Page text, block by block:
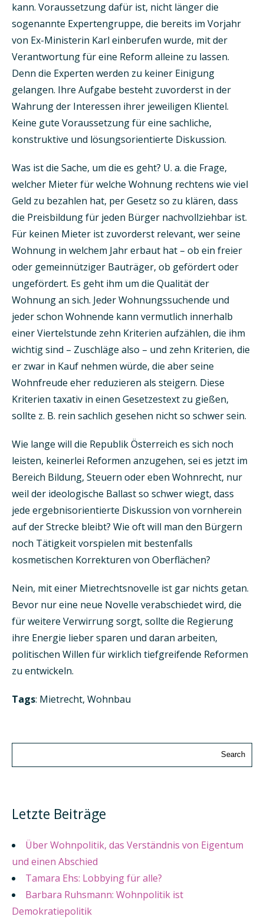
kann. Voraussetzung dafür ist, nicht länger die
sogenannte Expertengruppe, die bereits im Vorjahr
von Ex-Ministerin Karl einberufen wurde, mit der
Verantwortung für eine Reform alleine zu lassen.
Denn die Experten werden zu keiner Einigung
gelangen. Ihre Aufgabe besteht zuvorderst in der
Wahrung der Interessen ihrer jeweiligen Klientel.
Keine gute Voraussetzung für eine sachliche,
konstruktive und lösungsorientierte Diskussion.
Was ist die Sache, um die es geht? U. a. die Frage,
welcher Mieter für welche Wohnung rechtens wie viel
Geld zu bezahlen hat, per Gesetz so zu klären, dass
die Preisbildung für jeden Bürger nachvollziehbar ist.
Für keinen Mieter ist zuvorderst relevant, wer seine
Wohnung in welchem Jahr erbaut hat – ob ein freier
oder gemeinnütziger Bauträger, ob gefördert oder
ungefördert. Es geht ihm um die Qualität der
Wohnung an sich. Jeder Wohnungssuchende und
jeder schon Wohnende kann vermutlich innerhalb
einer Viertelstunde zehn Kriterien aufzählen, die ihm
wichtig sind – Zuschläge also – und zehn Kriterien, die
er zwar in Kauf nehmen würde, die aber seine
Wohnfreude eher reduzieren als steigern. Diese
Kriterien taxativ in einen Gesetzestext zu gießen,
sollte z. B. rein sachlich gesehen nicht so schwer sein.
Wie lange will die Republik Österreich es sich noch
leisten, keinerlei Reformen anzugehen, sei es jetzt im
Bereich Bildung, Steuern oder eben Wohnrecht, nur
weil der ideologische Ballast so schwer wiegt, dass
jede ergebnisorientierte Diskussion von vornherein
auf der Strecke bleibt? Wie oft will man den Bürgern
noch Tätigkeit vorspielen mit bestenfalls
kosmetischen Korrekturen von Oberflächen?
Nein, mit einer Mietrechtsnovelle ist gar nichts getan.
Bevor nur eine neue Novelle verabschiedet wird, die
für weitere Verwirrung sorgt, sollte die Regierung
ihre Energie lieber sparen und daran arbeiten,
politischen Willen für wirklich tiefgreifende Reformen
zu entwickeln.
Tags: Mietrecht, Wohnbau
Letzte Beiträge
Über Wohnpolitik, das Verständnis von Eigentum
und einen Abschied
Tamara Ehs: Lobbying für alle?
Barbara Ruhsmann: Wohnpolitik ist
Demokratiepolitik